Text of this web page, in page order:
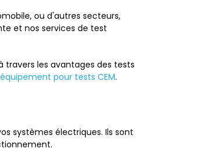
ou d'autres secteurs,
et nos services de test
travers les avantages des tests
équipement pour tests CEM.
systèmes électriques. Ils sont